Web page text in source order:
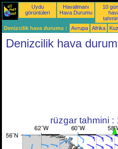
Uydu
görüntüleri
Havalimanı
Hava Durumu
10
Denizcilik hava durumu : Avrupa Afrika
Denizcilik hava
rüzgar tahmini